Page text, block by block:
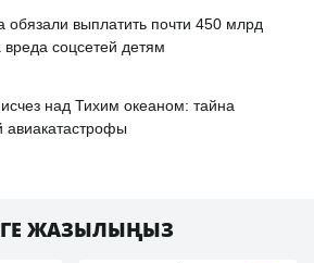
обязали выплатить почти 450 млрд
вреда соцсетей детям
над Тихим океаном: тайна
авиакатастрофы
ЖАЗЫЛЫҢЫЗ